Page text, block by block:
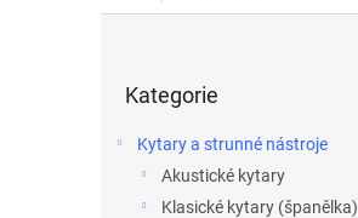
kategorie
Kategorie
Kytary a strunné nástroje
Akustické kytary
Klasické kytary (španělka)